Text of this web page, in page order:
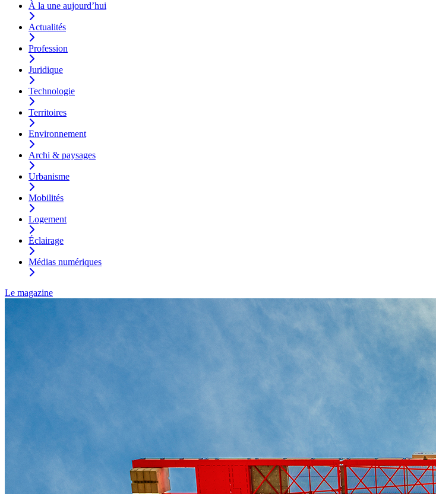
À la une aujourd’hui
Actualités
Profession
Juridique
Technologie
Territoires
Environnement
Archi & paysages
Urbanisme
Mobilités
Logement
Éclairage
Médias numériques
Le magazine